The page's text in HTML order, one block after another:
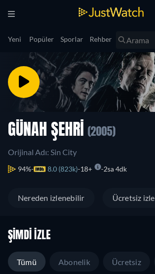
Yeni Popüler Sporlar Rehber
GÜNAH ŞEHRI (2005)
Orijinal Adı: Sin City
94% 8.0 (823k) 18+ 2sa 4dk
Nereden izlenebilir Ücretsiz izle
ŞIMDI İZLE
Tümü Abonelik Ücretsiz